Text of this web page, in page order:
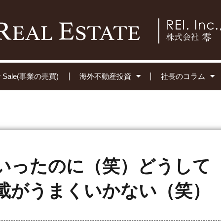
Sale(事業の売買) 海外不動産投資 社長のコラム
ったのに（笑）どうして
うまくいかない（笑）